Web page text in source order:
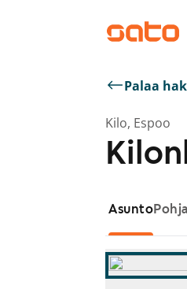
Palaa
Kilo, Espoo
Asunto